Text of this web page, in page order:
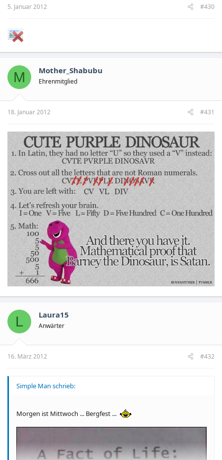
5. Januar 2012 #430
M Mother_Shabubu
Ehrenmitglied
18. Januar 2012 #431
L Laura15
Anwärter
16. März 2012 #432
Simple Man schrieb:
Morgen ist Mittwoch ... Bergfest ...